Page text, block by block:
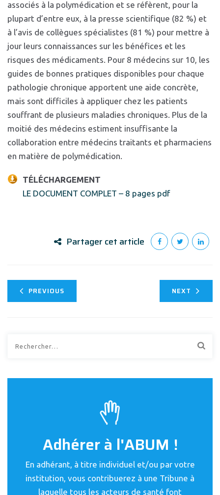
associés à la polymédication et se réfèrent, pour la
plupart d’entre eux, à la presse scientifique (82 %) et
à l’avis de collègues spécialistes (81 %) pour mettre à
jour leurs connaissances sur les bénéfices et les
risques des médicaments. Pour 8 médecins sur 10, les
guides de bonnes pratiques disponibles pour chaque
pathologie chronique apportent une aide concrète,
mais sont difficiles à appliquer chez les patients
souffrant de plusieurs maladies chroniques. Plus de la
moitié des médecins estiment insuffisante la
collaboration entre médecins traitants et pharmaciens
en matière de polymédication.
TÉLÉCHARGEMENT
LE DOCUMENT COMPLET – 8 pages pdf
Partager cet article
PREVIOUS NEXT
Adhérer à l'ABUM !
En adhérant, à titre individuel et/ou par votre
institution, vous contribuerez à une Tribune à
laquelle tous les acteurs de santé font